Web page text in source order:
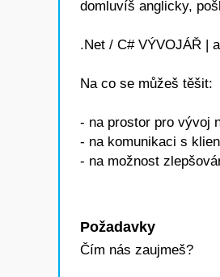
domluvíš anglicky,
.Net / C# VÝVOJÁŘ |
Na co se můžeš těšit:
- na prostor pro vývoj
- na komunikaci s
- na možnost
Požadavky
Čím nás zaujmeš?